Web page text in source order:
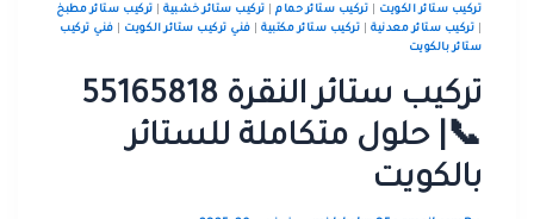
تركيب ستائر الكويت|تركيب ستائر حمام|تركيب ستائر خشبية|تركيب ستائر مطبخ
تركيب ستائر معدنية|تركيب ستائر مكتبية|فني تركيب ستائر الكويت|فني تركيب
ستائر بالكويت
تركيب ستائر النقرة 55165818
📞| حلول متكاملة للستائر
بالكويت